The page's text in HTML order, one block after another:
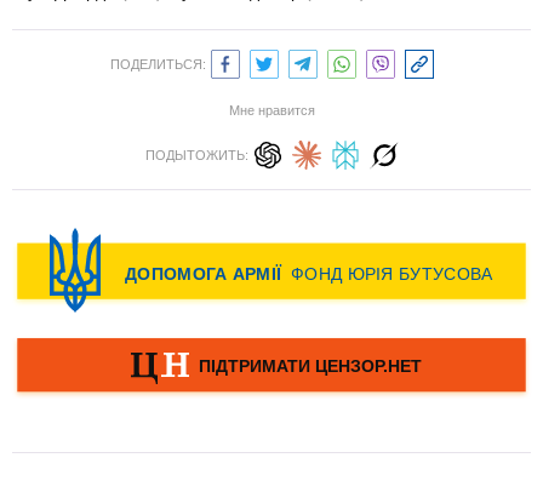
ПОДЕЛИТЬСЯ:
Мне нравится
ПОДЫТОЖИТЬ: